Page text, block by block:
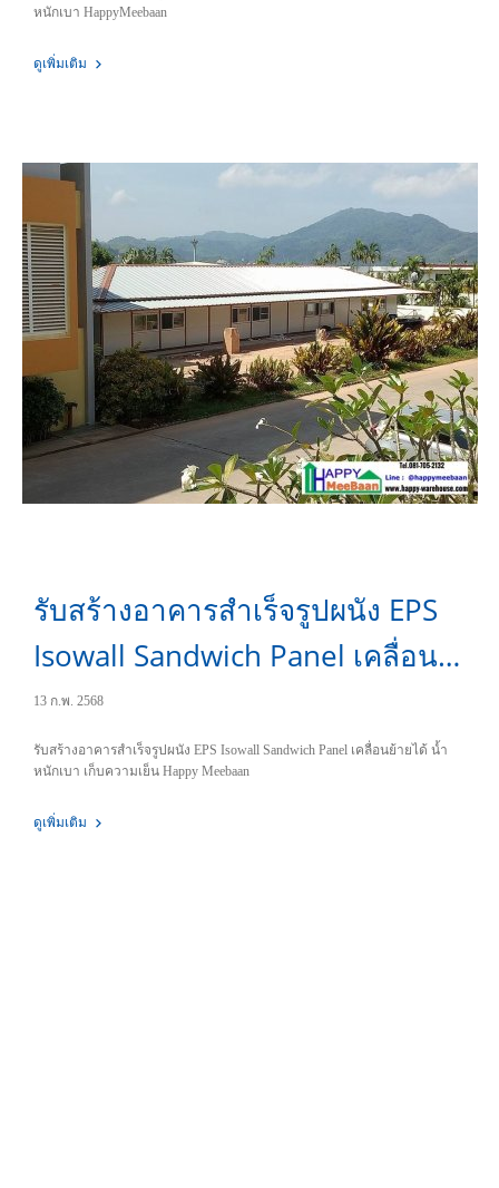
หนักเบา HappyMeebaan
ดูเพิ่มเติม
รับสร้างอาคารสำเร็จรูปผนัง EPS
Isowall Sandwich Panel เคลื่อน
ย้ายได้ น้ำหนักเบา เก็บความเย็น
13 ก.พ. 2568
รับสร้างอาคารสำเร็จรูปผนัง EPS Isowall Sandwich Panel เคลื่อนย้ายได้ น้ำ
หนักเบา เก็บความเย็น Happy Meebaan
ดูเพิ่มเติม